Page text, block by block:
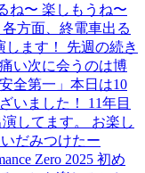
ね〜 楽しもうね〜
方面、終電車出る
ます！ 先週の続き
い次に会うのは博
全第一」 本日は10
いました！ 11年目
してます。 お楽し
だみつけたー
Zero 2025 初め